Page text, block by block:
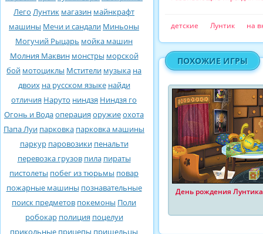
Лего Лунтик магазин майнкрафт
машины Мечи и сандали Миньоны
Могучий Рыцарь мойка машин
Молния Маквин монстры морской
бой мотоциклы Мстители музыка на
двоих на русском языке найди
отличия Наруто ниндзя Ниндзя го
Огонь и Водаоперация оружиеохота
Папа Луи парковка парковка машины
паркур паровозики пенальти
перевозка грузов пила пираты
пистолеты побег из тюрьмы повар
пожарные машины познавательные
поиск предметов покемоны Поли
робокар полиция поцелуи
прикольные прицепы пришельцы
детские Лунтик на
ПОХОЖИЕ ИГРЫ
День рождения Лунтика